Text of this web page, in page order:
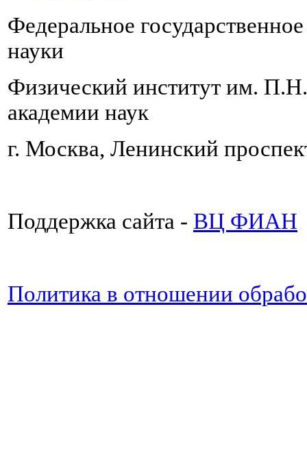
Федеральное
науки
Физический институт им.
академии наук
г. Москва, Ленинский
Поддержка сайта - ВЦ ФИАН
Политика в отношении